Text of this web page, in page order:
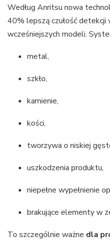
Według Anritsu nowa
40% lepszą czułość detekcji
wcześniejszych modeli.
metal,
szkło,
kamienie,
kości,
tworzywa o niskiej
uszkodzenia produktu,
niepełne wypełnienie
brakujące elementy w
To szczególnie ważne dla